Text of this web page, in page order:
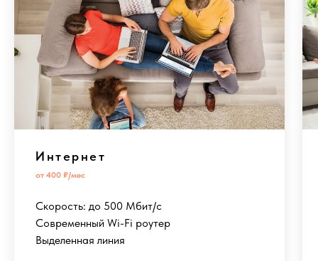
Интернет
от 400 ₽/мес
Скорость: до 500 Мбит/с
Современный Wi-Fi роутер
Выделенная линия